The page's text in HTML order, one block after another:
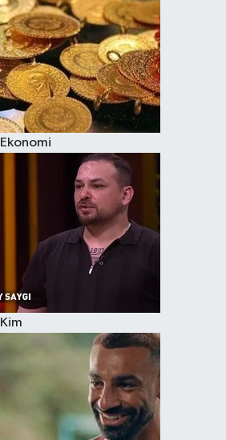
Ekonomi
Kim